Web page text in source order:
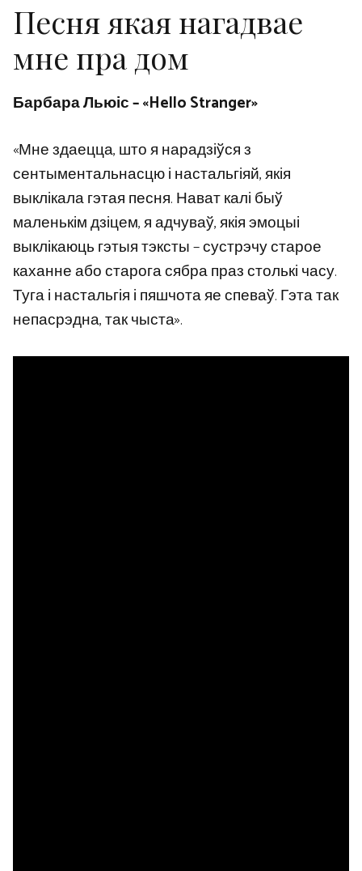
Песня якая нагадвае
мне пра дом
Барбара Льюіс – «Hello Stranger»
«Мне здаецца, што я нарадзіўся з
сентыментальнасцю і настальгіяй, якія
выклікала гэтая песня. Нават калі быў
маленькім дзіцем, я адчуваў, якія эмоцыі
выклікаюць гэтыя тэксты – сустрэчу старое
каханне або старога сябра праз столькі часу.
Туга і настальгія і пяшчота яе спеваў. Гэта так
непасрэдна, так чыста».